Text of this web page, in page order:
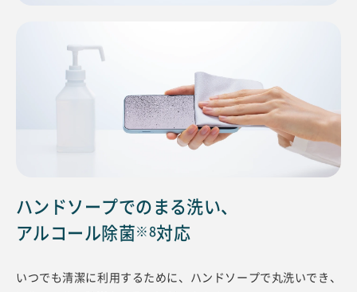
ハンドソープでのまる洗い、
アルコール除菌※8対応
いつでも清潔に利用するために、 ハンドソープで丸洗いでき、